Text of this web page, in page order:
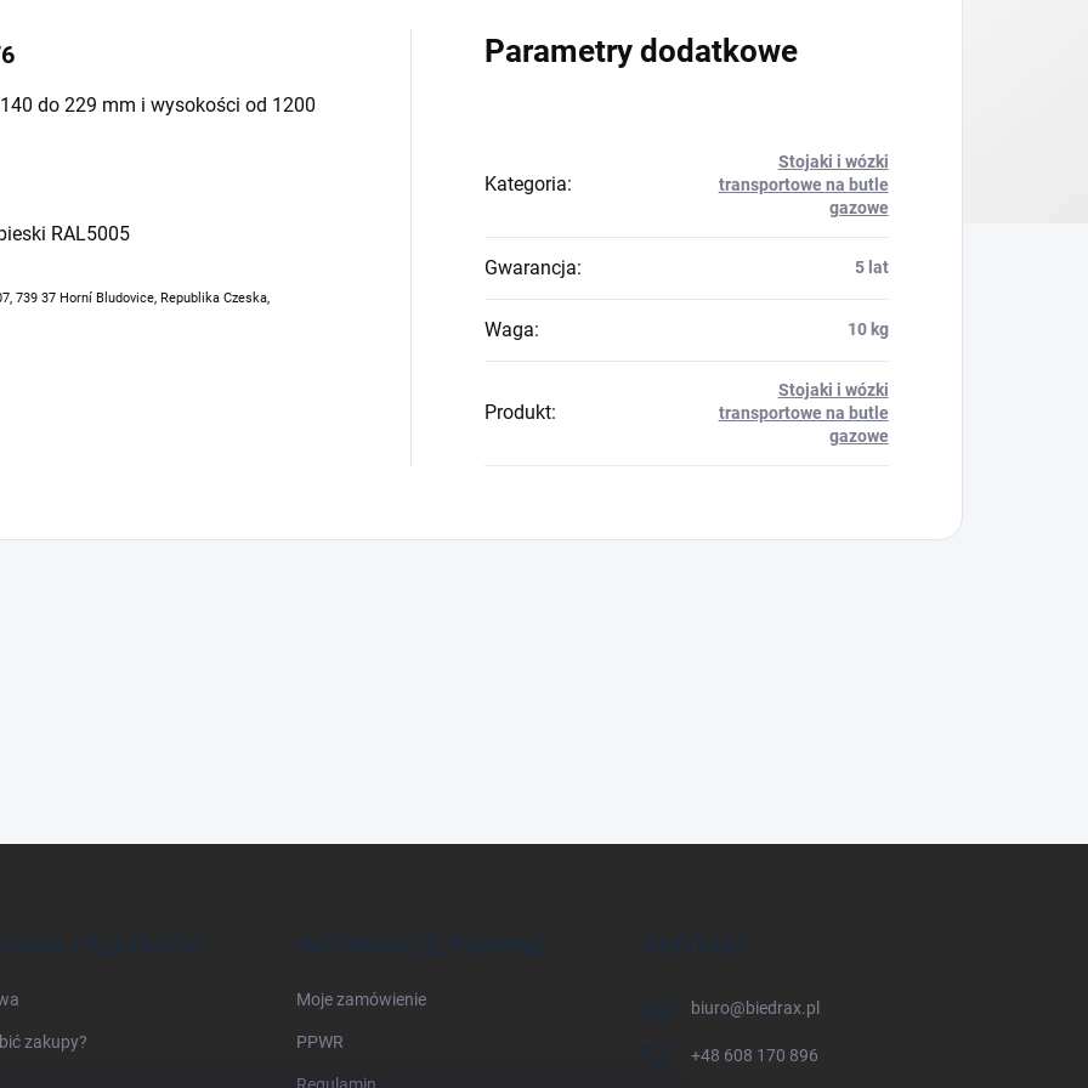
do 229 mm i wysokości od 1200
RAL5005
739 37 Horní Bludovice, Republika Czeska,
Parametry dodatkowe
Kategoria:
Stojaki i wózki
transportowe na butle
gazowe
Gwarancja: 5 lat
Waga: 10 kg
Produkt:
Stojaki i wózki
transportowe na butle
gazowe
I PŁATNOŚĆ
zakupy?
INFORMACJE PRAWNE
Moje zamówienie
PPWR
KONTAKT
biuro@biedrax.pl
+48 608 170 896